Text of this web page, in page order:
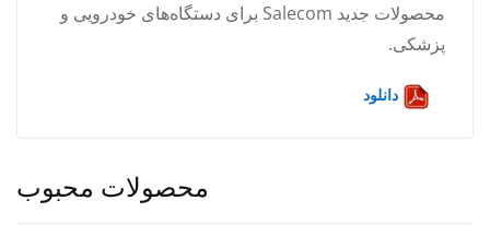
محصولات جدید Salecom برای دستگاه‌های خودرویی و
پزشکی.
دانلود
محصولات محبوب